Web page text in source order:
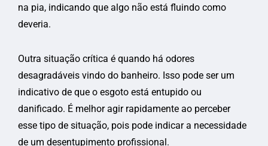
na pia, indicando que algo não está fluindo como
deveria.
Outra situação crítica é quando há odores
desagradáveis vindo do banheiro. Isso pode ser um
indicativo de que o esgoto está entupido ou
danificado. É melhor agir rapidamente ao perceber
esse tipo de situação, pois pode indicar a necessidade
de um desentupimento profissional.